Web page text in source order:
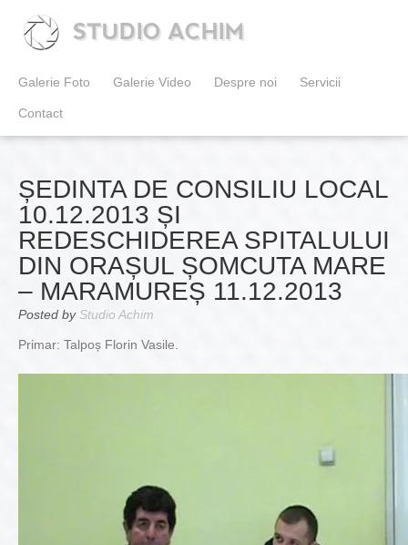
STUDIO ACHIM
Galerie Foto Galerie Video Despre noi Servicii
Contact
ȘEDINTA DE CONSILIU LOCAL
10.12.2013 ȘI
REDESCHIDEREA SPITALULUI
DIN ORAȘUL ȘOMCUTA MARE
– MARAMUREȘ 11.12.2013
Posted by Studio Achim
Primar: Talpoș Florin Vasile.